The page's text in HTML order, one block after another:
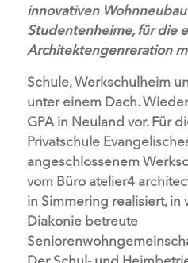
innovativen
Studentenheime, für die
Architektengenreration
Schule, Werkschulheim
unter einem Dach.
GPA in Neuland vor. Für
Privatschule
angeschlossenem
vom Büro atelier4
in Simmering realisiert,
Diakonie betreute